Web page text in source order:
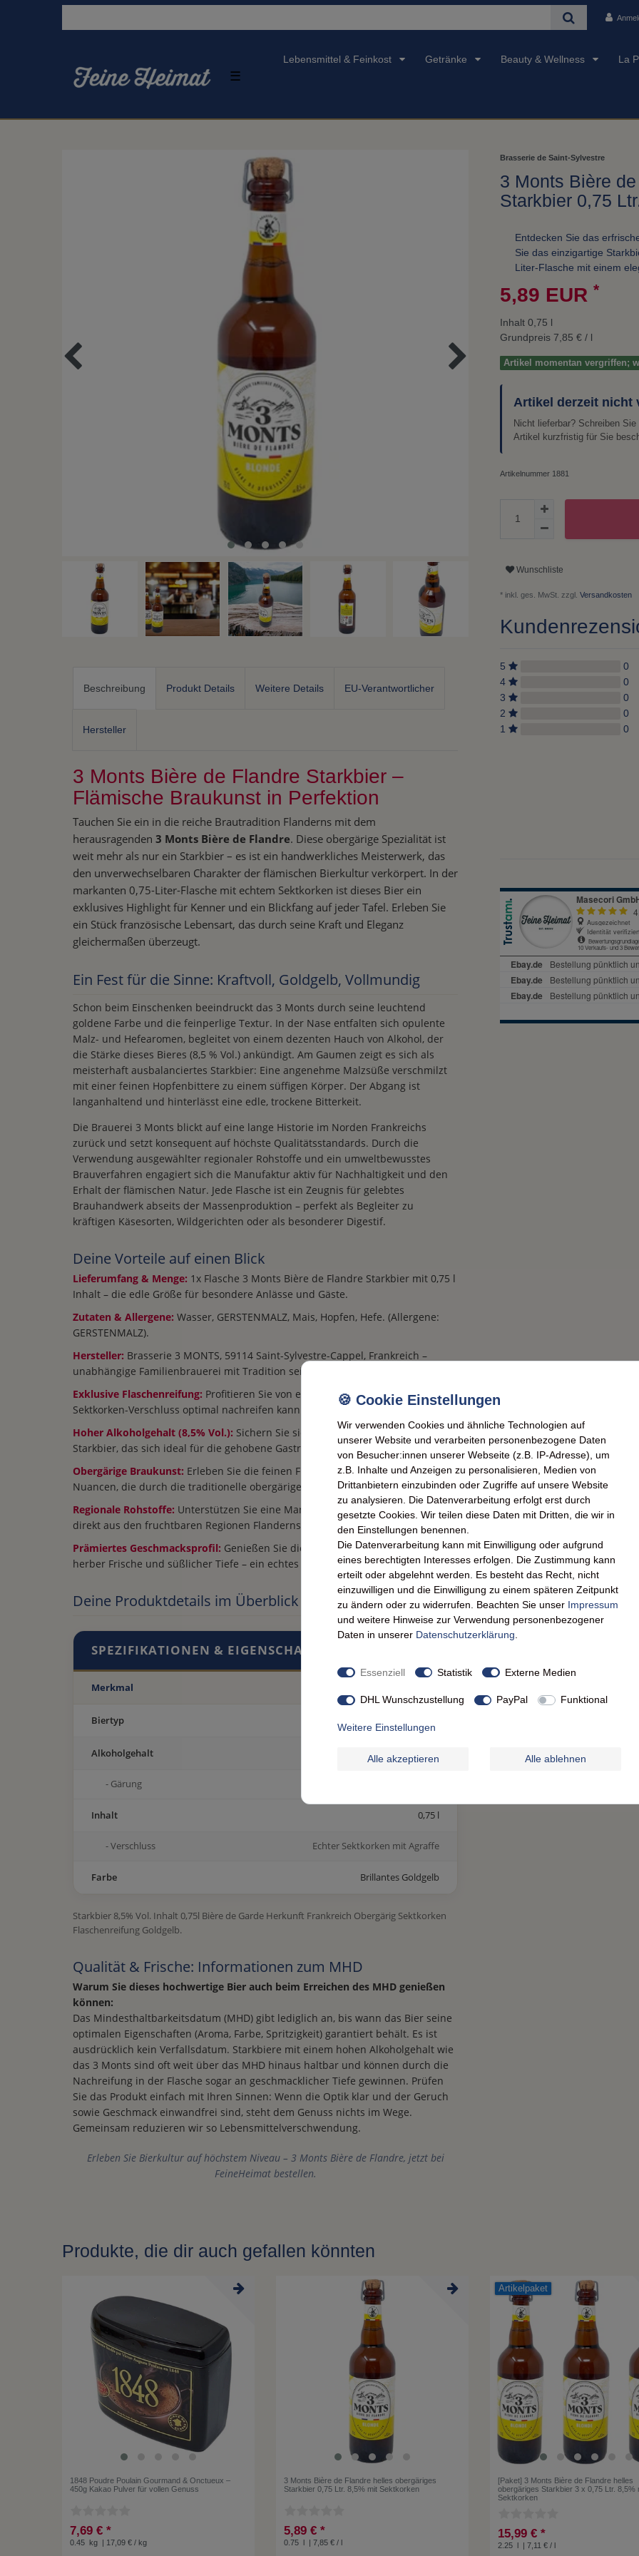
☰
Lebensmittel & Feinkost Getränke Beauty & Wellness La
Beschreibung Produkt Details Weitere Details EU-Verantwortlicher
Hersteller
3 Monts Bière de Flandre Starkbier –
Flämische Braukunst in Perfektion
Tauchen Sie ein in die reiche Brautradition Flanderns mit dem
herausragenden 3 Monts Bière de Flandre. Diese obergärige Spezialität ist
weit mehr als nur ein Starkbier – es ist ein handwerkliches Meisterwerk, das
den unverwechselbaren Charakter der flämischen Bierkultur verkörpert. In der
markanten 0,75-Liter-Flasche mit echtem Sektkorken ist dieses Bier ein
exklusives Highlight für Kenner und ein Blickfang auf jeder Tafel. Erleben Sie
ein Stück französische Lebensart, das durch seine Kraft und Eleganz
gleichermaßen überzeugt.
Ein Fest für die Sinne: Kraftvoll, Goldgelb, Vollmundig
Schon beim Einschenken beeindruckt das 3 Monts durch seine leuchtend
goldene Farbe und die feinperlige Textur. In der Nase entfalten sich opulente
Malz- und Hefearomen, begleitet von einem dezenten Hauch von Alkohol, der
die Stärke dieses Bieres (8,5 % Vol.) ankündigt. Am Gaumen zeigt es sich als
meisterhaft ausbalanciertes Starkbier: Eine angenehme Malzsüße verschmilzt
mit einer feinen Hopfenbittere zu einem süffigen Körper. Der Abgang ist
langanhaltend und hinterlässt eine edle, trockene Bitterkeit.
Die Brauerei 3 Monts blickt auf eine lange Historie im Norden Frankreichs
zurück und setzt konsequent auf höchste Qualitätsstandards. Durch die
Verwendung ausgewählter regionaler Rohstoffe und ein umweltbewusstes
Brauverfahren engagiert sich die Manufaktur aktiv für Nachhaltigkeit und den
Erhalt der flämischen Natur. Jede Flasche ist ein Zeugnis für gelebtes
Brauhandwerk abseits der Massenproduktion – perfekt als Begleiter zu
kräftigen Käsesorten, Wildgerichten oder als besonderer Digestif.
Deine Vorteile auf einen Blick
Lieferumfang & Menge: 1x Flasche 3 Monts Bière de Flandre Starkbier mit 0,75 l
Inhalt – die edle Größe für besondere Anlässe und Gäste.
Zutaten & Allergene: Wasser, GERSTENMALZ, Mais, Hopfen, Hefe. (Allergene:
GERSTENMALZ).
Hersteller: Brasserie 3 MONTS, 59114 Saint-Sylvestre-Cappel, Frankreich –
unabhängige Familienbrauerei mit Tradition seit 1920.
Exklusive Flaschenreifung: Profitieren Sie von einem Bier, das durch den echten
Sektkorken-Verschluss optimal nachreifen kann und an Komplexität gewinnt.
Hoher Alkoholgehalt (8,5% Vol.): Sichern Sie sich ein charakterstarkes
Starkbier, das sich ideal für die gehobene Gastronomie und Kenner eignet.
Obergärige Braukunst: Erleben Sie die feinen Fruchtester und malzigen
Nuancen, die durch die traditionelle obergärige Hefe entstehen.
Regionale Rohstoffe: Unterstützen Sie eine Manufaktur, die Hopfen und Malz
direkt aus den fruchtbaren Regionen Flanderns bezieht.
Prämiertes Geschmacksprofil: Genießen Sie die perfekte Balance zwischen
herber Frische und süßlicher Tiefe – ein echtes "Bière de Garde".
Deine Produktdetails im Überblick
SPEZIFIKATIONEN & EIGENSCHAFTEN
Merkmal
Biertyp
Alkoholgehalt 8,5 % Vol.
- Gärung
Inhalt 0,75 l
- Verschluss Echter Sektkorken mit Agraffe
Farbe Brillantes Goldgelb
Starkbier 8,5% Vol. Inhalt 0,75l Bière de Garde Herkunft Frankreich Obergärig Sektkorken
Flaschenreifung Goldgelb.
Qualität & Frische: Informationen zum MHD
Warum Sie dieses hochwertige Bier auch beim Erreichen des MHD genießen
können:
Das Mindesthaltbarkeitsdatum (MHD) gibt lediglich an, bis wann das Bier seine
optimalen Eigenschaften (Aroma, Farbe, Spritzigkeit) garantiert behält. Es ist
ausdrücklich kein Verfallsdatum. Starkbiere mit einem hohen Alkoholgehalt wie
das 3 Monts sind oft weit über das MHD hinaus haltbar und können durch die
Nachreifung in der Flasche sogar an geschmacklicher Tiefe gewinnen. Prüfen
Sie das Produkt einfach mit Ihren Sinnen: Wenn die Optik klar und der Geruch
sowie Geschmack einwandfrei sind, steht dem Genuss nichts im Wege.
Gemeinsam reduzieren wir so Lebensmittelverschwendung.
Erleben Sie Bierkultur auf höchstem Niveau – 3 Monts Bière de Flandre, jetzt bei
FeineHeimat bestellen.
Brasserie de Saint-Sylvestre
3 Monts Bière
Starkbier 0,75
Entdecken Sie das
Sie das einzigartige
Liter-Flasche mit einem
5,89 EUR *
Inhalt 0,75 l
Grundpreis 7,85 € / l
Artikel momentan vergriffen;
Artikel derzeit nicht
Nicht lieferbar? Schreiben
Artikel kurzfristig für Sie
Artikelnummer 1881
Wunschliste
* inkl. ges. MwSt. zzgl. Versandkosten
5
0
4
0
3
0
2
0
1
0
Produkte, die dir auch gefallen könnten
1848 Poudre Poulain Gourmand & Onctueux –
450g Kakao Pulver für vollen Genuss
7,69 € *
0.45 kg | 17,09 € / kg
3 Monts Bière de Flandre helles obergäriges
Starkbier 0,75 Ltr. 8,5% mit Sektkorken
5,89 € *
0.75 | 7,85 € / l
Artikelpaket
[Paket] 3 Monts Bière de Flandre helles
obergäriges Starkbier 3 x 0,75 Ltr. 8,5%
Sektkorken
15,99 € *
2.25 | 7,11 € / l
Wir verwenden Cookies und ähnliche Technologien auf
unserer Website und verarbeiten personenbezogene Daten
von Besucher:innen unserer Webseite (z.B. IP-Adresse), um
z.B. Inhalte und Anzeigen zu personalisieren, Medien von
Drittanbietern einzubinden oder Zugriffe auf unsere Website
zu analysieren. Die Datenverarbeitung erfolgt erst durch
gesetzte Cookies. Wir teilen diese Daten mit Dritten, die wir in
den Einstellungen benennen.
Die Datenverarbeitung kann mit Einwilligung oder aufgrund
eines berechtigten Interesses erfolgen. Die Zustimmung kann
erteilt oder abgelehnt werden. Es besteht das Recht, nicht
einzuwilligen und die Einwilligung zu einem späteren Zeitpunkt
zu ändern oder zu widerrufen. Beachten Sie unser Impressum
und weitere Hinweise zur Verwendung personenbezogener
Daten in unserer Daten­schutz­erklärung
Essenziell Statistik Externe Medien
DHL Wunschzustellung PayPal Funktional
Weitere Einstellungen
Alle akzeptieren Alle ablehnen